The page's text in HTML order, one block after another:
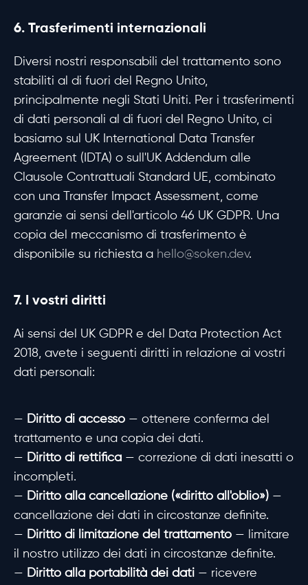
6. Trasferimenti internazionali
Diversi nostri responsabili del trattamento sono
stabiliti al di fuori del Regno Unito,
principalmente negli Stati Uniti. Per i trasferimenti
di dati personali al di fuori del Regno Unito, ci
basiamo sul UK International Data Transfer
Agreement (IDTA) o sull'UK Addendum alle
Clausole Contrattuali Standard UE, combinato
con una Transfer Impact Assessment, come
garanzie ai sensi dell'articolo 46 UK GDPR. Una
copia del meccanismo di trasferimento è
disponibile su richiesta a hello@soken.dev.
7. I vostri diritti
Ai sensi del UK GDPR e del Data Protection Act
2018, avete i seguenti diritti in relazione ai vostri
dati personali:
— Diritto di accesso — ottenere conferma del
trattamento e una copia dei dati.
— Diritto di rettifica — correzione di dati inesatti o
incompleti.
— Diritto alla cancellazione («diritto all'oblio») —
cancellazione dei dati in circostanze definite.
— Diritto di limitazione del trattamento — limitare
il nostro utilizzo dei dati in circostanze definite.
— Diritto alla portabilità dei dati — ricevere